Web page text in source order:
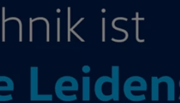
Individualisieren
Wallbox und
Digitale Extras
Dienste für Ihr
Handy und
Updates für
Über Ihr Auto